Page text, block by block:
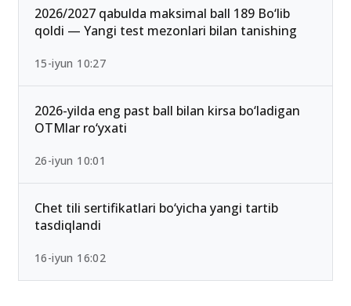
2026/2027 qabulda maksimal ball 189 Bo‘lib
qoldi — Yangi test mezonlari bilan tanishing
15-iyun 10:27
2026-yilda eng past ball bilan kirsa bo‘ladigan
OTMlar ro‘yxati
26-iyun 10:01
Chet tili sertifikatlari bo‘yicha yangi tartib
tasdiqlandi
16-iyun 16:02